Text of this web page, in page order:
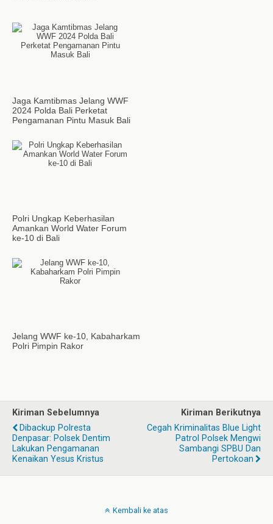
Jaga Kamtibmas Jelang WWF
2024 Polda Bali Perketat
Pengamanan Pintu Masuk Bali
Polri Ungkap Keberhasilan
Amankan World Water Forum
ke-10 di Bali
Jelang WWF ke-10, Kabaharkam
Polri Pimpin Rakor
Kiriman Sebelumnya
Dibackup Polresta
Denpasar: Polsek Dentim
Lakukan Pengamanan
Kenaikan Yesus Kristus
Kiriman Berikutnya
Cegah Kriminalitas Blue Light
Patrol Polsek Mengwi
Sambangi SPBU Dan
Pertokoan
Kembali ke atas